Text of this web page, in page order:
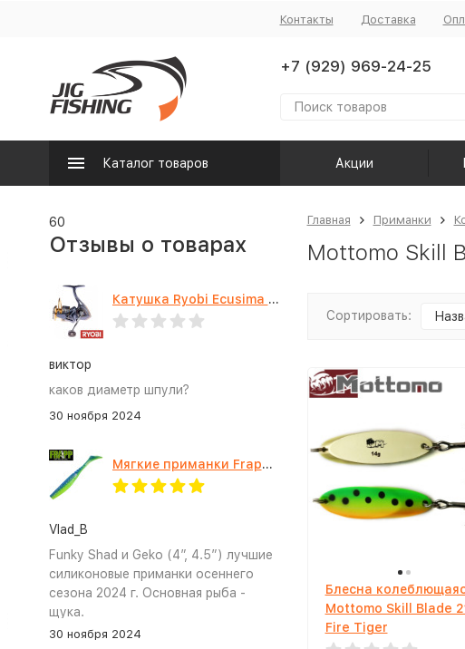
Контакты Доставка
+7 (929) 969-24-25
Каталог товаров Акции
Главная Приманки
Mottomo Skill
Сортировать:
Блесна
Mottomo Skill Blade
Fire Tiger
60
Отзывы о товарах
Катушка Ryobi Ecusima PRO LT 5000
виктор
каков диаметр шпули?
30 ноября 2024
Мягкие приманки Frapp Funky Shad 4" #PAL03
Vlad_B
Funky Shad и Geko (4”, 4.5”) лучшие
силиконовые приманки осеннего
сезона 2024 г. Основная рыба -
щука.
30 ноября 2024